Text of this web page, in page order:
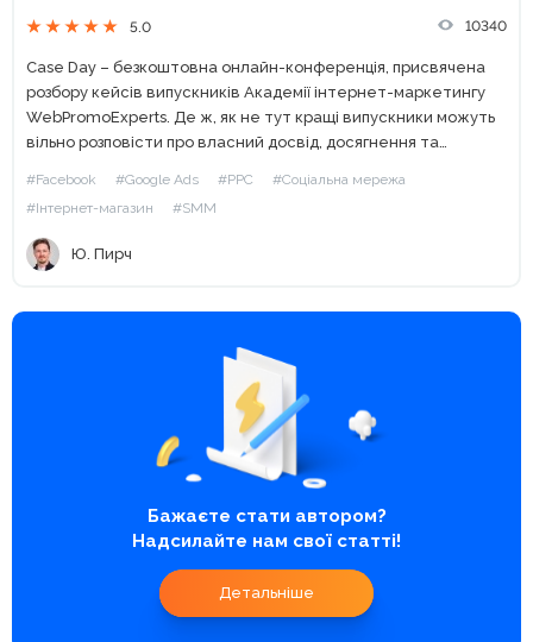
5.0 10340
Case Day – безкоштовна онлайн-конференція, присвячена
розбору кейсів випускників Академії інтернет-маркетингу
WebPromoExperts. Де ж, як не тут кращі випускники можуть
вільно розповісти про власний досвід, досягнення та
К2-реклама інтернет-магазинів, випускника нашого курсу...
#Facebook #Google Ads #PPC
#Соціальна мережа
#Інтернет-магазин
#SMM
Ю. Пирч
Бажаєте стати автором?
Надсилайте нам свої статті!
Детальніше